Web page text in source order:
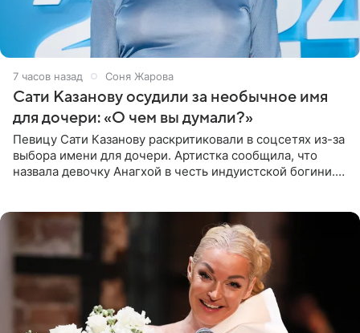
7 часов назад Соня Жарова
Сати Казанову осудили за необычное имя
для дочери: «О чем вы думали?»
Певицу Сати Казанову раскритиковали в соцсетях из-за
выбора имени для дочери. Артистка сообщила, что
назвала девочку Анагхой в честь индуистской богини.